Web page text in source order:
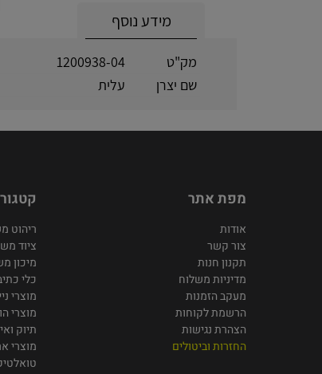
מידע נוסף
מק"ט
1200938-04
שם יצרן
עלית
מפת אתר
אודות
צור קשר
תקנון חנות
מדיניות משלוח
מעקב הזמנות
הרשמת לקוחות
הצהרת נגישות
החזרות וביטולים
ריהוט
ציוד
מיכון
כלי
מוצרי
מוצרי
תיוק
מוצרי